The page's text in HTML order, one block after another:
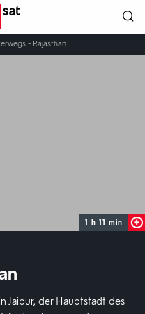
- Rajasthan
1 h 11 min
Jaipur, der Hauptstadt des